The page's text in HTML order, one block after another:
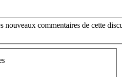
nouveaux commentaires de cette